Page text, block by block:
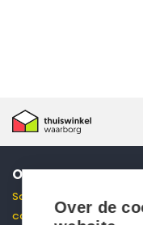
ONTVANG 10%
Schrijf je in voor onze
code voor 10% korting
Over de